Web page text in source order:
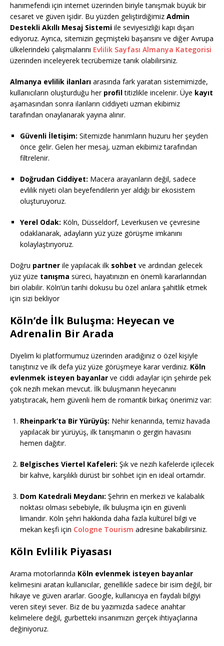
hanımefendi için internet üzerinden biriyle tanışmak büyük bir
cesaret ve güven işidir. Bu yüzden geliştirdiğimiz Admin
Destekli Akıllı Mesaj Sistemi ile seviyesizliği kapı dışarı
ediyoruz. Ayrıca, sitemizin geçmişteki başarısını ve diğer Avrupa
ülkelerindeki çalışmalarını Evlilik Sayfası Almanya Kategorisi
üzerinden inceleyerek tecrübemize tanık olabilirsiniz.
Almanya evlilik ilanları arasında fark yaratan sistemimizde,
kullanıcıların oluşturduğu her profiltitizlikle incelenir. Üye kayıt
aşamasından sonra ilanların ciddiyeti uzman ekibimiz
tarafından onaylanarak yayına alınır.
Güvenli İletişim: Sitemizde hanımların huzuru her şeyden
önce gelir. Gelen her mesaj, uzman ekibimiz tarafından
filtrelenir.
Doğrudan Ciddiyet: Macera arayanların değil, sadece
evlilik niyeti olan beyefendilerin yer aldığı bir ekosistem
oluşturuyoruz.
Yerel Odak: Köln, Düsseldorf, Leverkusen ve çevresine
odaklanarak, adayların yüz yüze görüşme imkanını
kolaylaştırıyoruz.
Doğru partner ile yapılacak ilk sohbet ve ardından gelecek
yüz yüze tanışma süreci, hayatınızın en önemli kararlarından
biri olabilir. Köln’ün tarihi dokusu bu özel anlara şahitlik etmek
için sizi bekliyor
Köln’de İlk Buluşma: Heyecan ve
Adrenalin Bir Arada
Diyelim ki platformumuz üzerinden aradığınız o özel kişiyle
tanıştınız ve ilk defa yüz yüze görüşmeye karar verdiniz. Köln
evlenmek isteyen bayanlar ve ciddi adaylar için şehirde pek
çok nezih mekan mevcut. İlk buluşmanın heyecanını
yatıştıracak, hem güvenli hem de romantik birkaç önerimiz var:
Rheinpark’ta Bir Yürüyüş: Nehir kenarında, temiz havada
yapılacak bir yürüyüş, ilk tanışmanın o gergin havasını
hemen dağıtır.
Belgisches Viertel Kafeleri: Şık ve nezih kafelerde içilecek
bir kahve, karşılıklı dürüst bir sohbet için en ideal ortamdır.
Dom Katedrali Meydanı: Şehrin en merkezi ve kalabalık
noktası olması sebebiyle, ilk buluşma için en güvenli
limandır. Köln şehri hakkında daha fazla kültürel bilgi ve
mekan keşfi için Cologne Tourism adresine bakabilirsiniz.
Köln Evlilik Piyasası
Arama motorlarında Köln evlenmek isteyen bayanlar
kelimesini aratan kullanıcılar, genellikle sadece bir isim değil, bir
hikaye ve güven ararlar. Google, kullanıcıya en faydalı bilgiyi
veren siteyi sever. Biz de bu yazımızda sadece anahtar
kelimelere değil, gurbetteki insanımızın gerçek ihtiyaçlarına
değiniyoruz.